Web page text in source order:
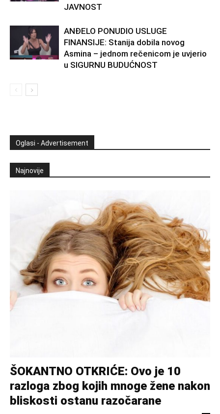
JAVNOST
ANĐELO PONUDIO USLUGE
FINANSIJE: Stanija dobila novog
Asmina – jednom rečenicom je uvjerio
u SIGURNU BUDUĆNOST
Oglasi - Advertisement
Najnovije
ŠOKANTNO OTKRIĆE: Ovo je 10
razloga zbog kojih mnoge žene nakon
bliskosti ostanu razočarane